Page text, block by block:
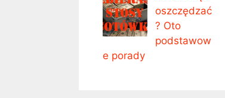
oszczędzać
? Oto
podstawow
e porady